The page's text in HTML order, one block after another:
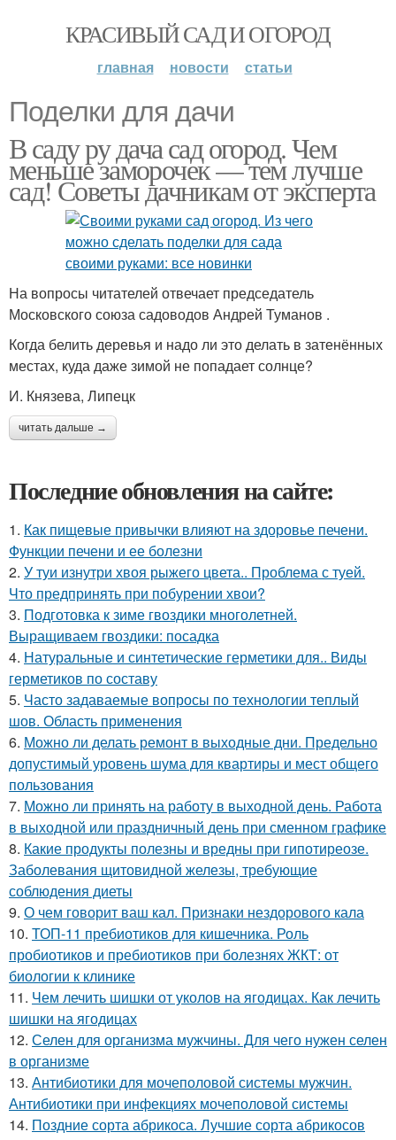
КРАСИВЫЙ САД И ОГОРОД
главная новости статьи
Поделки для дачи
В саду ру дача сад огород. Чем
меньше заморочек — тем лучше
сад! Советы дачникам от эксперта
На вопросы читателей отвечает председатель
Московского союза садоводов Андрей Туманов .
Когда белить деревья и надо ли это делать в затенённых
местах, куда даже зимой не попадает солнце?
И. Князева, Липецк
читать дальше →
Последние обновления на сайте:
1. Как пищевые привычки влияют на здоровье печени.
Функции печени и ее болезни
2. У туи изнутри хвоя рыжего цвета.. Проблема с туей.
Что предпринять при побурении хвои?
3. Подготовка к зиме гвоздики многолетней.
Выращиваем гвоздики: посадка
4. Натуральные и синтетические герметики для.. Виды
герметиков по составу
5. Часто задаваемые вопросы по технологии теплый
шов. Область применения
6. Можно ли делать ремонт в выходные дни. Предельно
допустимый уровень шума для квартиры и мест общего
пользования
7. Можно ли принять на работу в выходной день. Работа
в выходной или праздничный день при сменном графике
8. Какие продукты полезны и вредны при гипотиреозе.
Заболевания щитовидной железы, требующие
соблюдения диеты
9. О чем говорит ваш кал. Признаки нездорового кала
10. ТОП-11 пребиотиков для кишечника. Роль
пробиотиков и пребиотиков при болезнях ЖКТ: от
биологии к клинике
11. Чем лечить шишки от уколов на ягодицах. Как лечить
шишки на ягодицах
12. Селен для организма мужчины. Для чего нужен селен
в организме
13. Антибиотики для мочеполовой системы мужчин.
Антибиотики при инфекциях мочеполовой системы
14. Поздние сорта абрикоса. Лучшие сорта абрикосов